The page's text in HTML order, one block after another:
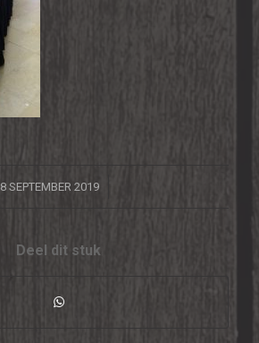
8 SEPTEMBER 2019
/
Deel dit stuk